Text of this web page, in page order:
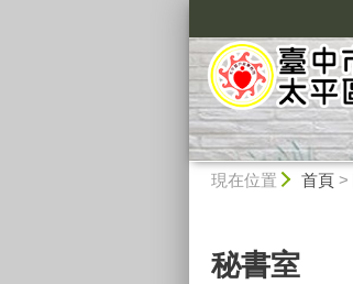
現在位置 首頁>
秘書室